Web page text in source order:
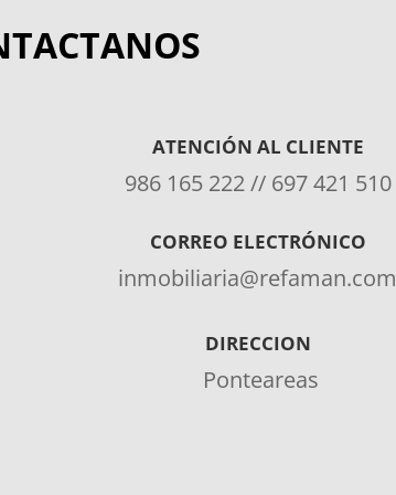
ATENCIÓN AL CLIENTE
986 165 222 // 697 421 510
CORREO ELECTRÓNICO
inmobiliaria@refaman.com
DIRECCION
Ponteareas